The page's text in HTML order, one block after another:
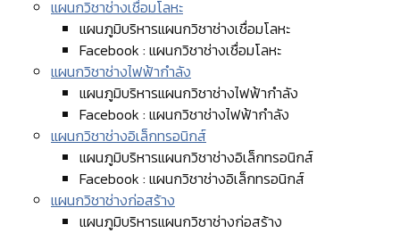
แผนกวิชาช่างเชื่อมโลหะ
แผนภูมิบริหารแผนกวิชาช่างเชื่อมโลหะ
Facebook : แผนกวิชาช่างเชื่อมโลหะ
แผนกวิชาช่างไฟฟ้ากำลัง
แผนภูมิบริหารแผนกวิชาช่างไฟฟ้ากำลัง
Facebook : แผนกวิชาช่างไฟฟ้ากำลัง
แผนกวิชาช่างอิเล็กทรอนิกส์
แผนภูมิบริหารแผนกวิชาช่างอิเล็กทรอนิกส์
Facebook : แผนกวิชาช่างอิเล็กทรอนิกส์
แผนกวิชาช่างก่อสร้าง
แผนภูมิบริหารแผนกวิชาช่างก่อสร้าง